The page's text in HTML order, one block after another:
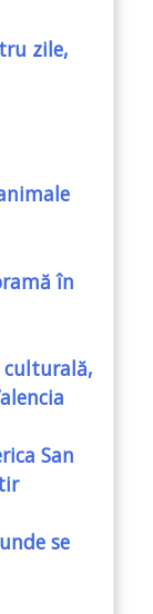
zile,
în
culturală,
San
se